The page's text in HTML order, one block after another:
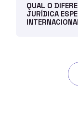
QUAL O
JURÍDICA